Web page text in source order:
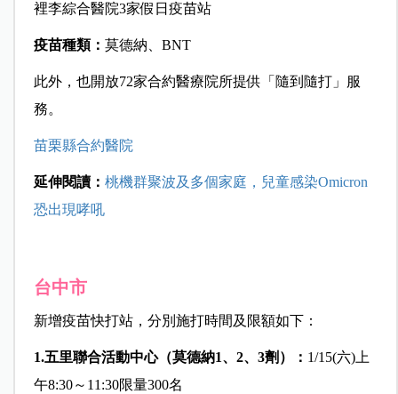
裡李綜合醫院3家假日疫苗站
疫苗種類： 莫德納、BNT
此外，也開放72家合約醫療院所提供「隨到隨打」服
務。
苗栗縣合約醫院
延伸閱讀： 桃機群聚波及多個家庭，兒童感染Omicron
恐出現哮吼
台中市
新增疫苗快打站，分別施打時間及限額如下：
1.五里聯合活動中心（莫德納1、2、3劑）： 1/15(六)上
午8:30～11:30限量300名